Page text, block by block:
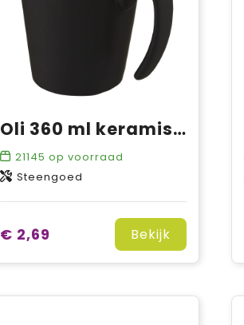
Oli 360 ml keramische mok met handvat
21145 op voorraad
Steengoed
€ 2,69 Bekijk